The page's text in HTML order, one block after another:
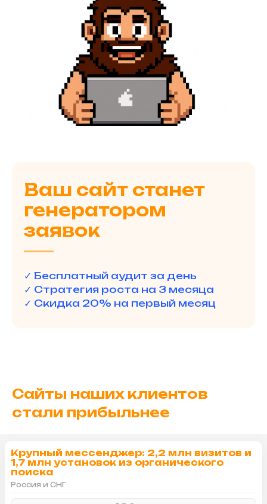
Ваш сайт станет
генератором
заявок
✓ Бесплатный аудит за день
✓ Стратегия роста на 3 месяца
✓ Скидка 20% на первый месяц
Сайты наших клиентов
стали прибыльнее
Крупный мессенджер: 2,2 млн визитов и
1,7 млн установок из органического
поиска
Россия и СНГ